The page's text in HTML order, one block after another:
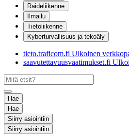
Raideliikenne
Ilmailu
Tietoliikenne
Kyberturvallisuus ja tekoäly
tieto.traficom.fi Ulkoinen
saavutettavuusvaatimukset.fi
Hae
Hae
Siirry asiointiin
Siirry asiointiin